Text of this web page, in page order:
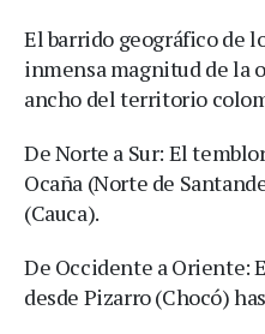
El barrido geográfico de
inmensa magnitud de la
ancho del territorio
De Norte a Sur: El
Ocaña (Norte de
(Cauca).
De Occidente a Oriente:
desde Pizarro (Chocó)